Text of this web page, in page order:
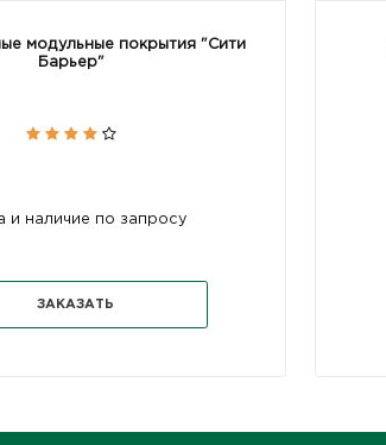
модульные покрытия "Сити
Барьер"
и наличие по запросу
ЗАКАЗАТЬ